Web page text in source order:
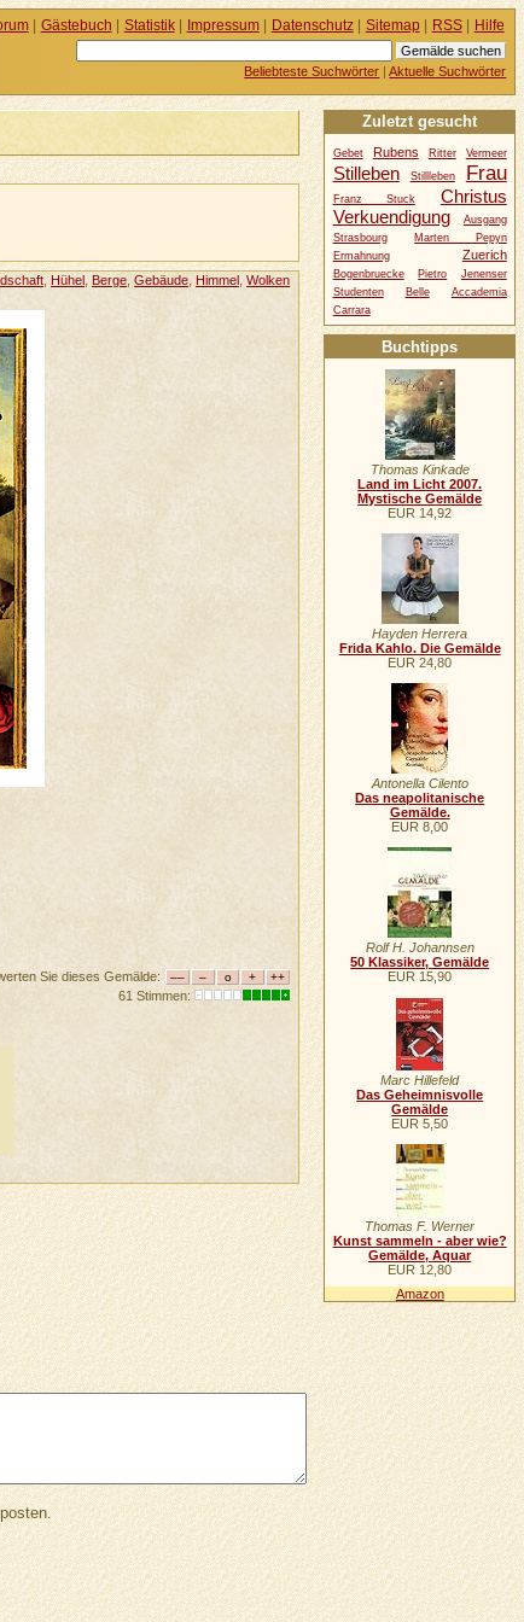
Hühel Berge ,Gebäude Himmel ,Wolken
Sie dieses Gemälde:
61 Stimmen:
| Gästebuch | Statistik| Impressum| Datenschutz| Sitemap| RSS| Hilfe
Beliebteste Suchwörter |Aktuelle Suchwörter
Zuletzt gesucht
Gebet Rubens Ritter Vermeer
Stilleben Stillleben Frau
Franz Stuck
Christus
Verkuendigung
Ausgang
Strasbourg
Marten Pepyn
Ermahnung
Zuerich
Bogenbruecke Pietro
Jenenser
Studenten
Belle
Accademia
Carrara
Buchtipps
Thomas Kinkade
Land im Licht 2007.
Mystische Gemälde
EUR 14,92
Hayden Herrera
Frida Kahlo. Die Gemälde
EUR 24,80
Antonella Cilento
Das neapolitanische
Gemälde.
EUR 8,00
Rolf H. Johannsen
50 Klassiker, Gemälde
EUR 15,90
Marc Hillefeld
Das Geheimnisvolle
Gemälde
EUR 5,50
Thomas F. Werner
Kunst sammeln - aber wie?
Gemälde, Aquar
EUR 12,80
Amazon